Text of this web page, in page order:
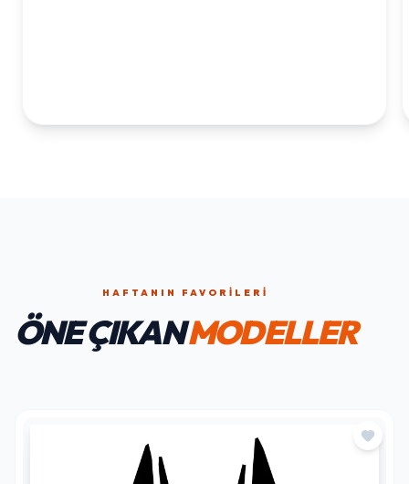
HAFTANIN FAVORILERI
ÖNE ÇIKANMODELLER